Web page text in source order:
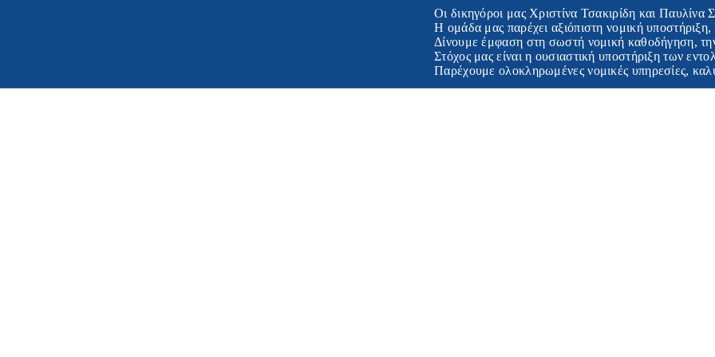
Οι δικηγόροι μας Χριστίνα Τσακιρίδη και Παυλίνα
Η ομάδα μας παρέχει αξιόπιστη νομική υποστήριξη,
Δίνουμε έμφαση στη σωστή νομική καθοδήγηση, την
Στόχος μας είναι η ουσιαστική υποστήριξη των εντολέων
Παρέχουμε ολοκληρωμένες νομικές υπηρεσίες,